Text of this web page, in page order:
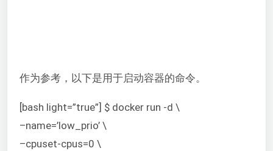
作为参考，以下是用于启动容器的命令。
[bash light=”true”] $ docker run -d \
–name=’low_prio’ \
–cpuset-cpus=0 \